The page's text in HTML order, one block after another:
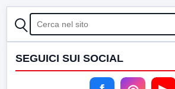
CERCA
SEGUICI SUI SOCIAL